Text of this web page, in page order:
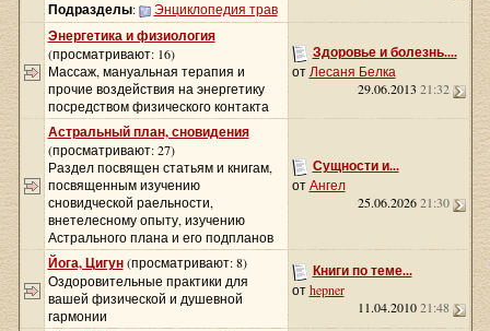
Подразделы: Энциклопедия трав
Энергетика и физиология
(просматривают: 16)
Массаж, мануальная терапия и
прочие воздействия на энергетику
посредством физического контакта
Здоровье и болезнь....
отЛесаня Белка
29.06.2013 21:32
Астральный план, сновидения
(просматривают: 27)
Раздел посвящен статьям и книгам,
посвященным изучению
сновидческой раельности,
внетелесному опыту, изучению
Астрального плана и его подпланов
Сущности и...
отАнгел
25.06.202621:30
Йога, Цигун (просматривают: 8)
Оздоровительные практики для
вашей физической и душевной
гармонии
Книги по теме...
отhepner
11.04.201021:48